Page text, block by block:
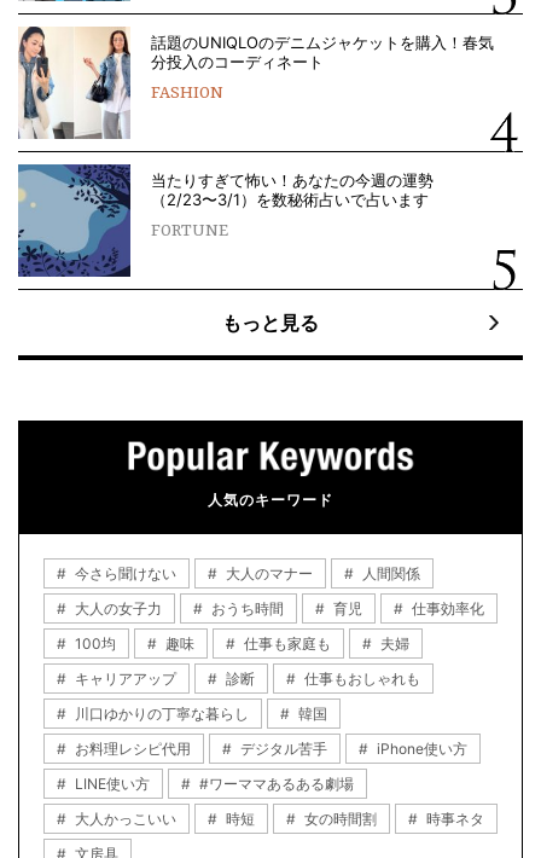
話題のUNIQLOのデニムジャケットを購入！春気
分投入のコーディネート
FASHION
当たりすぎて怖い！あなたの今週の運勢
（2/23〜3/1）を数秘術占いで占います
FORTUNE
もっと見る
人気のキーワード
今さら聞けない 大人のマナー
人間関係
大人の女子力
おうち時間 育児
仕事効率化
100均
趣味 仕事も家庭も
夫婦
キャリアアップ
診断
仕事もおしゃれも
川口ゆかりの丁寧な暮らし
韓国
お料理レシピ代用
デジタル苦手
iPhone使い方
LINE使い方
#ワーママあるある劇場
大人かっこいい
時短 女の時間割
時事ネタ
文房具